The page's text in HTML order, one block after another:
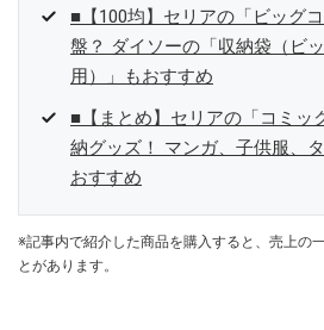
■【100均】セリアの「ビッグ
盤？ ダイソーの「収納袋（ビ
用）」もおすすめ
■【まとめ】セリアの「コミッ
納グッズ！ マンガ、子供服、
おすすめ
※記事内で紹介した商品を購入すると、売上の
とがあります。